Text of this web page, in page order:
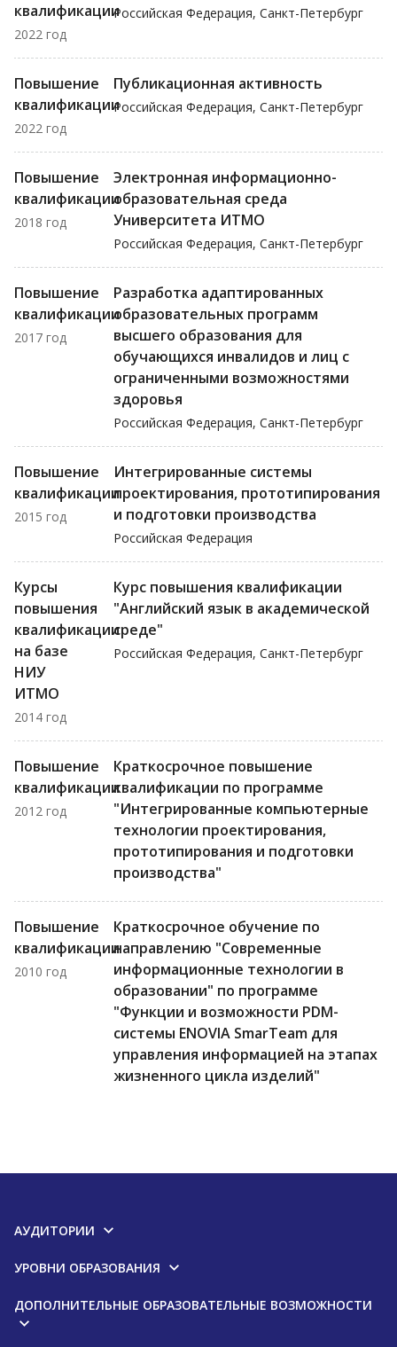
квалификации
2022 год
Российская Федерация, Санкт-Петербург
Повышение
квалификации
2022 год
Публикационная активность
Российская Федерация, Санкт-Петербург
Повышение
квалификации
2018 год
Электронная информационно-
образовательная среда
Университета ИТМО
Российская Федерация, Санкт-Петербург
Повышение
квалификации
2017 год
Разработка адаптированных
образовательных программ
высшего образования для
обучающихся инвалидов и лиц с
ограниченными возможностями
здоровья
Российская Федерация, Санкт-Петербург
Повышение
квалификации
2015 год
Интегрированные системы
проектирования, прототипирования
и подготовки производства
Российская Федерация
Курсы
повышения
квалификации
на базе
НИУ
ИТМО
2014 год
Курс повышения квалификации
"Английский язык в академической
среде"
Российская Федерация, Санкт-Петербург
Повышение
квалификации
2012 год
Краткосрочное повышение
квалификации по программе
"Интегрированные компьютерные
технологии проектирования,
прототипирования и подготовки
производства"
Повышение
квалификации
2010 год
Краткосрочное обучение по
направлению "Современные
информационные технологии в
образовании" по программе
"Функции и возможности PDM-
системы ENOVIA SmarTeam для
управления информацией на этапах
жизненного цикла изделий"
АУДИТОРИИ
УРОВНИ ОБРАЗОВАНИЯ
ДОПОЛНИТЕЛЬНЫЕ ОБРАЗОВАТЕЛЬНЫЕ ВОЗМОЖНОСТИ